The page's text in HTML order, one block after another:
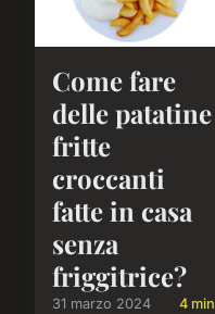
Come fare
delle patatine
fritte
croccanti
fatte in casa
senza
friggitrice?
31 marzo 2024 4 min